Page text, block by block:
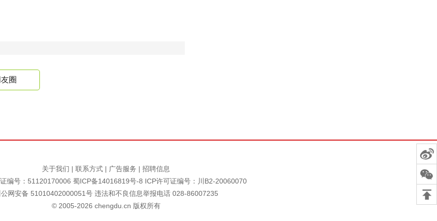
圈
关于我们 | 联系方式 | 广告服务 | 招聘信息
编号：51120170006 蜀ICP备14016819号-8 ICP许可证编号：川B2-20060070
公网安备 51010402000051号 违法和不良信息举报电话 028-86007235
© 2005-2026 chengdu.cn 版权所有